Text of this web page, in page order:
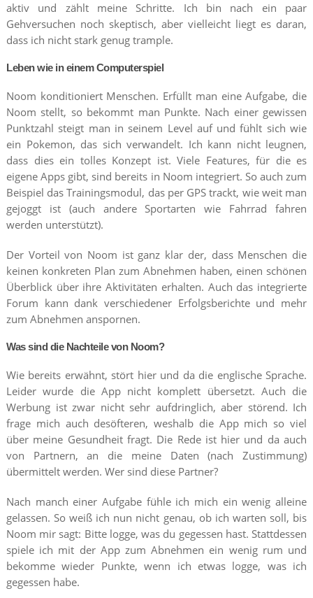
aktiv und zählt meine Schritte. Ich bin nach ein paar
Gehversuchen noch skeptisch, aber vielleicht liegt es daran,
dass ich nicht stark genug trample.
Leben wie in einem Computerspiel
Noom konditioniert Menschen. Erfüllt man eine Aufgabe, die
Noom stellt, so bekommt man Punkte. Nach einer gewissen
Punktzahl steigt man in seinem Level auf und fühlt sich wie
ein Pokemon, das sich verwandelt. Ich kann nicht leugnen,
dass dies ein tolles Konzept ist. Viele Features, für die es
eigene Apps gibt, sind bereits in Noom integriert. So auch zum
Beispiel das Trainingsmodul, das per GPS trackt, wie weit man
gejoggt ist (auch andere Sportarten wie Fahrrad fahren
werden unterstützt).
Der Vorteil von Noom ist ganz klar der, dass Menschen die
keinen konkreten Plan zum Abnehmen haben, einen schönen
Überblick über ihre Aktivitäten erhalten. Auch das integrierte
Forum kann dank verschiedener Erfolgsberichte und mehr
zum Abnehmen anspornen.
Was sind die Nachteile von Noom?
Wie bereits erwähnt, stört hier und da die englische Sprache.
Leider wurde die App nicht komplett übersetzt. Auch die
Werbung ist zwar nicht sehr aufdringlich, aber störend. Ich
frage mich auch desöfteren, weshalb die App mich so viel
über meine Gesundheit fragt. Die Rede ist hier und da auch
von Partnern, an die meine Daten (nach Zustimmung)
übermittelt werden. Wer sind diese Partner?
Nach manch einer Aufgabe fühle ich mich ein wenig alleine
gelassen. So weiß ich nun nicht genau, ob ich warten soll, bis
Noom mir sagt: Bitte logge, was du gegessen hast. Stattdessen
spiele ich mit der App zum Abnehmen ein wenig rum und
bekomme wieder Punkte, wenn ich etwas logge, was ich
gegessen habe.